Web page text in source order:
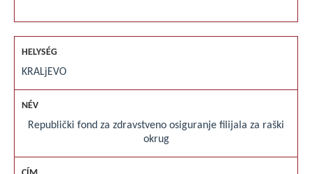
KRALjEVO
Republički fond za zdravstveno osiguranje filijala za raški
okrug